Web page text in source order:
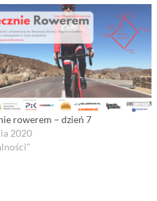
rowerem – dzień 7
2020